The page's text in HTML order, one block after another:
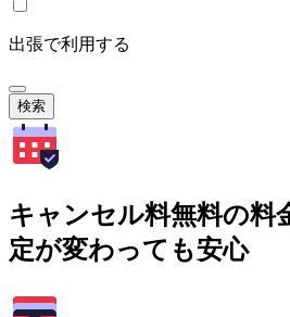
出張で利用する
検索
キャンセル料無料の料
定が変わっても安心